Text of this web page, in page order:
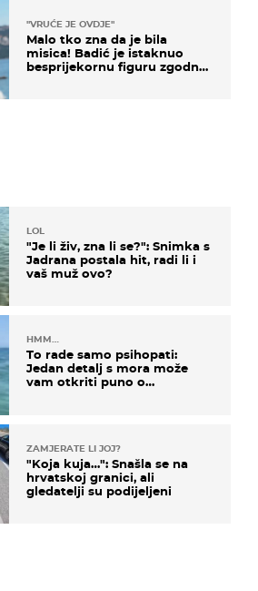
"VRUĆE JE OVDJE"
Malo tko zna da je bila
misica! Badić je istaknuo
besprijekornu figuru zgodne
LOL
"Je li živ, zna li se?": Snimka s
Jadrana postala hit, radi li i
vaš muž ovo?
HMM…
To rade samo psihopati:
Jedan detalj s mora može
vam otkriti puno o
ZAMJERATE LI JOJ?
"Koja kuja…": Snašla se na
hrvatskoj granici, ali
gledatelji su podijeljeni